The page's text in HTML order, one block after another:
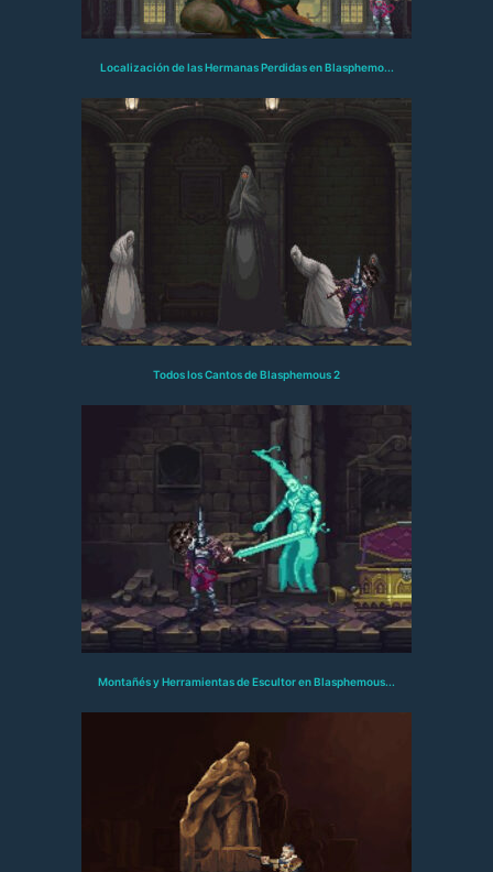
Localización de las Hermanas Perdidas en Blasphemo...
Todos los Cantos de Blasphemous 2
Montañés y Herramientas de Escultor en Blasphemous...